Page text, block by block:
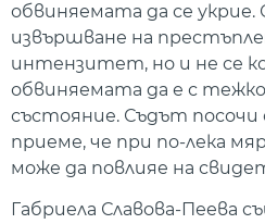
обвиняемата да се
извършване на
интензитет, но и не се
обвиняемата да е с тежко
състояние. Съдът посочи
приеме, че при по-лека
може да повлияе на
Габриела Славова-Пеева